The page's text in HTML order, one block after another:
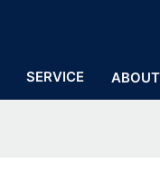
SERVICE